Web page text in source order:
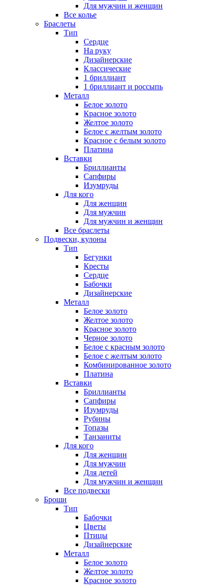
Для мужчин и женщин
Все колье
Браслеты
Тип
Сердце
На руку
Дизайнерские
Классические
1 бриллиант
1 бриллиант и россыпь
Металл
Белое золото
Красное золото
Желтое золото
Белое с желтым золото
Красное с белым золото
Платина
Вставки
Бриллианты
Сапфиры
Изумруды
Для кого
Для женщин
Для мужчин
Для мужчин и женщин
Все браслеты
Подвески, кулоны
Тип
Бегунки
Кресты
Сердце
Бабочки
Дизайнерские
Металл
Белое золото
Желтое золото
Красное золото
Черное золото
Белое с красным золото
Белое с желтым золото
Комбинированное золото
Платина
Вставки
Бриллианты
Сапфиры
Изумруды
Рубины
Топазы
Танзаниты
Для кого
Для женщин
Для мужчин
Для детей
Для мужчин и женщин
Все подвески
Броши
Тип
Бабочки
Цветы
Птицы
Дизайнерские
Металл
Белое золото
Желтое золото
Красное золото